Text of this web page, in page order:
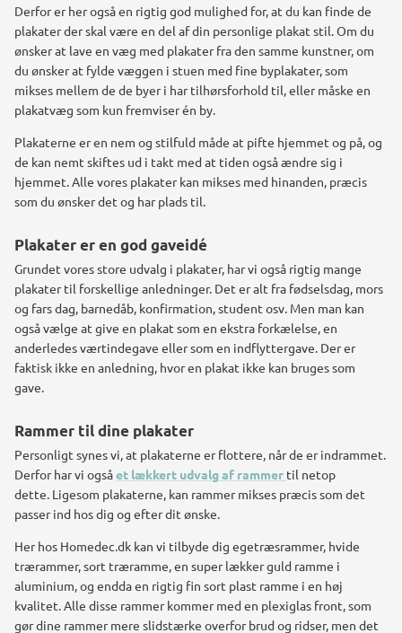
Derfor er her også en rigtig god mulighed for, at du kan finde de
plakater der skal være en del af din personlige plakat stil.Om du
ønsker at lave en væg med plakater fra den samme kunstner, om
du ønsker at fylde væggen i stuen med fine byplakater, som
mikses mellem de de byer i har tilhørsforhold til, eller måske en
plakatvæg som kun fremviser én by.
Plakaterne er en nem og stilfuld måde at pifte hjemmet og på, og
de kan nemt skiftes ud i takt med at tiden også ændre sig i
hjemmet.Alle vores plakater kan mikses med hinanden, præcis
som du ønsker det og har plads til.
Plakater er en god gaveidé
Grundet vores store udvalg i plakater, har vi også rigtig mange
plakater til forskellige anledninger. Det er alt fra fødselsdag, mors
og fars dag, barnedåb, konfirmation, student osv. Men man kan
også vælge at give en plakat som en ekstra forkælelse, en
anderledes værtindegave eller som en indflyttergave. Der er
faktisk ikke en anledning, hvor en plakat ikke kan bruges som
gave.
Rammer til dine plakater
Personligt synes vi, at plakaterne er flottere, når de er indrammet.
Derfor har vi ogsået lækkert udvalg af rammer til netop
dette. Ligesom plakaterne, kan rammer mikses præcis som det
passer ind hos dig og efter dit ønske.
Her hos Homedec.dk kan vi tilbyde dig egetræsrammer, hvide
trærammer, sort træramme, en super lækker guld ramme i
aluminium, og endda en rigtig fin sort plast ramme i en høj
kvalitet.Alle disse rammer kommer med en plexiglas front, som
gør dine rammer mere slidstærke overfor brud og ridser, men det